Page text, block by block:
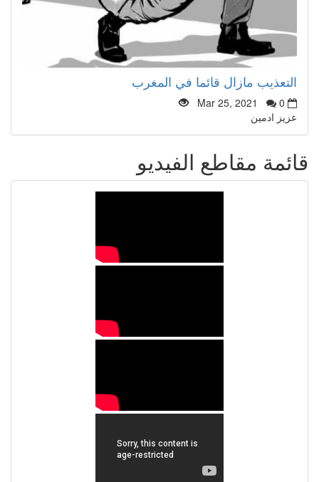
التعذيب مازال قائما في المغرب
Mar 25, 2021
0
عزيز ادمين
قائمة مقاطع الفيديو